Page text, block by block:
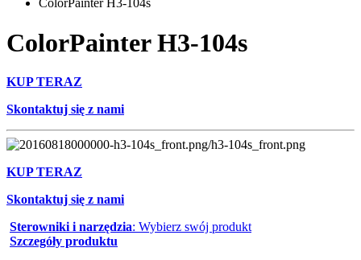
ColorPainter H3-104s
ColorPainter H3-104s
KUP TERAZ
Skontaktuj się z nami
KUP TERAZ
Skontaktuj się z nami
Sterowniki i narzędzia: Wybierz swój produkt
Szczegóły produktu